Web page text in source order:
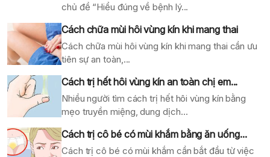
chủ đề “Hiểu đúng về bệnh lý...
Cách chữa mùi hôi vùng kín khi mang thai
Cách chữa mùi hôi vùng kín khi mang thai cần ưu
tiên sự an toàn,...
Cách trị hết hôi vùng kín an toàn chị em...
Nhiều người tìm cách trị hết hôi vùng kín bằng
mẹo truyền miệng, dung dịch...
Cách trị cô bé có mùi khắm bằng ăn uống...
Cách trị cô bé có mùi khắm cần bắt đầu từ việc